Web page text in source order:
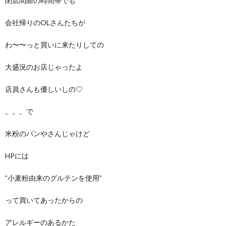
会社帰りのOLさんたちが
わ〜〜っと買いに来たりしての
大盛況のお店じゃったよ
店員さんも優しいしの♡
。。。で
米粉のパンやさんじゃけど
HPには
”小麦粉由来のグルテンを使用”
って買いてあったからの
アレルギーのあるかた